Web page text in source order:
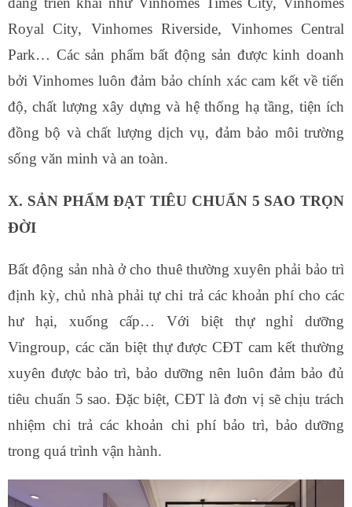
Royal City, Vinhomes Riverside, Vinhomes Central
Park… Các sản phẩm bất động sản được kinh doanh
bởi Vinhomes luôn đảm bảo chính xác cam kết về tiến
độ, chất lượng xây dựng và hệ thống hạ tầng, tiện ích
đồng bộ và chất lượng dịch vụ, đảm bảo môi trường
sống văn minh và an toàn.
X. SẢN PHẨM ĐẠT TIÊU CHUẨN 5 SAO TRỌN
ĐỜI
Bất động sản nhà ở cho thuê thường xuyên phải bảo trì
định kỳ, chủ nhà phải tự chi trả các khoản phí cho các
hư hại, xuống cấp… Với biệt thự nghỉ dưỡng
Vingroup, các căn biệt thự được CĐT cam kết thường
xuyên được bảo trì, bảo dưỡng nên luôn đảm bảo đủ
tiêu chuẩn 5 sao. Đặc biệt, CĐT là đơn vị sẽ chịu trách
nhiệm chi trả các khoản chi phí bảo trì, bảo dưỡng
trong quá trình vận hành.